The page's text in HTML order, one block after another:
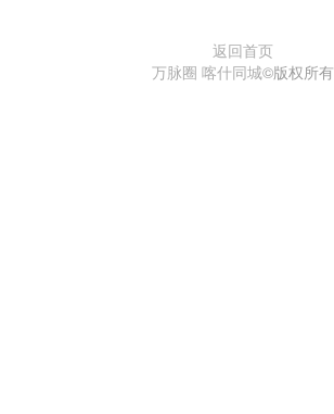
返回首页
万脉圈 喀什同城©版权所有